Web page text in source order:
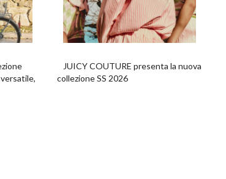
JUICY COUTURE presenta la nuova
collezione SS 2026